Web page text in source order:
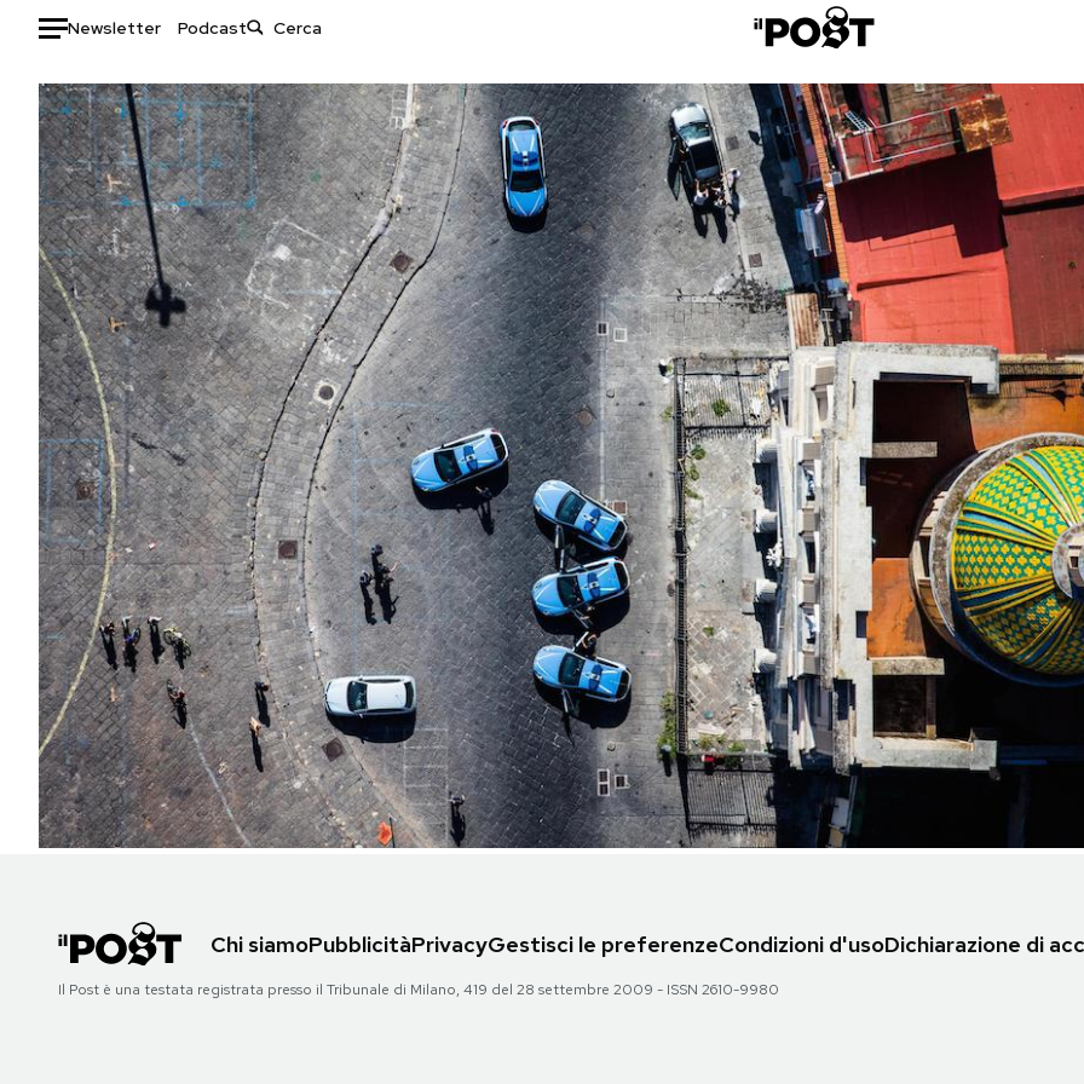
Newsletter Podcast
Auto
HOME
Italia
Mondo
Politica
Tecnologia
Internet
Scienza
Cultura
Economia
Sport
Moda
Libri
Consumismi
Storie/Idee
Ok Boomer!
Media
Europa
Altrecose
Mondiali calcio 2026
PODCAST
NEWSLETTER
I MIEI PREFERITI
SHOP
AREA PERSONALE
Chi siamoPubblicitàPrivacyGestisci le preferenzeCondizioni d'usoDichiarazione di
Il Post è una testata registrata presso il Tribunale di Milano, 419 del 28 settembre 2009 - ISSN 2610-9980